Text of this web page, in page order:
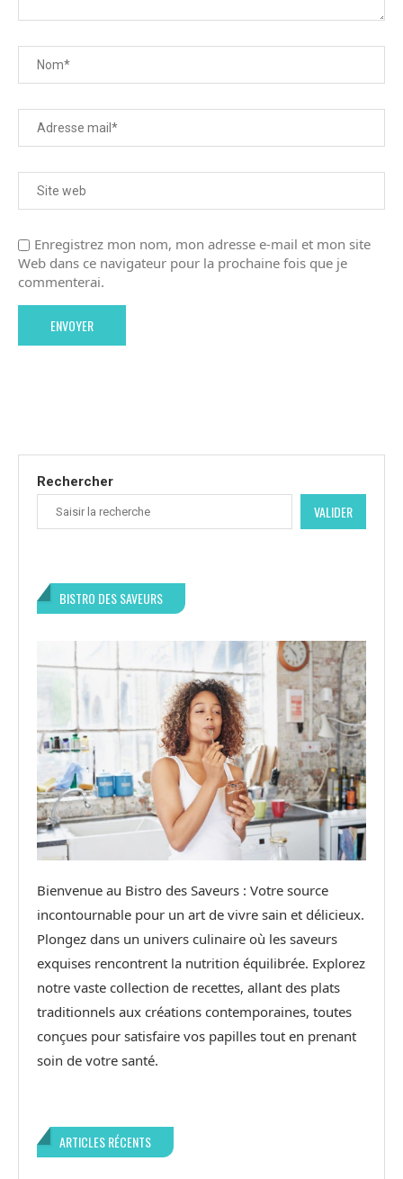
Enregistrez mon nom, mon adresse e-mail et mon site
Web dans ce navigateur pour la prochaine fois que je
commenterai.
Rechercher
VALIDER
BISTRO DES SAVEURS
Bienvenue au Bistro des Saveurs : Votre source
incontournable pour un art de vivre sain et délicieux.
Plongez dans un univers culinaire où les saveurs
exquises rencontrent la nutrition équilibrée. Explorez
notre vaste collection de recettes, allant des plats
traditionnels aux créations contemporaines, toutes
conçues pour satisfaire vos papilles tout en prenant
soin de votre santé.
ARTICLES RÉCENTS